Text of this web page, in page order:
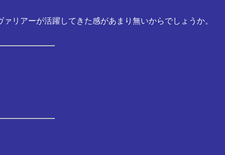
リアーが活躍してきた感があまり無いからでしょうか。